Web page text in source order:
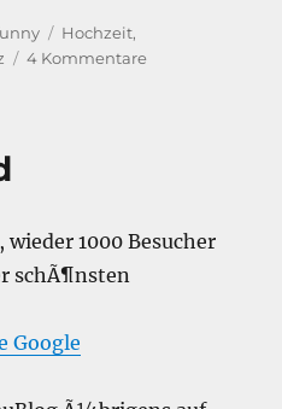
Schlagwörter
Hochzeit,
4 Kommentarezu
1000 Besucher
schÃ¶nsten
Google